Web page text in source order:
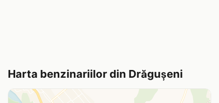
Harta benzinariilor din Drăguşeni